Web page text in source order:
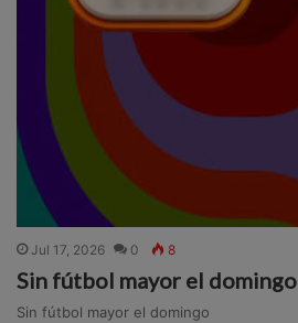
Jul 17, 2026 0 8
Sin fútbol mayor el domingo
Sin fútbol mayor el domingo